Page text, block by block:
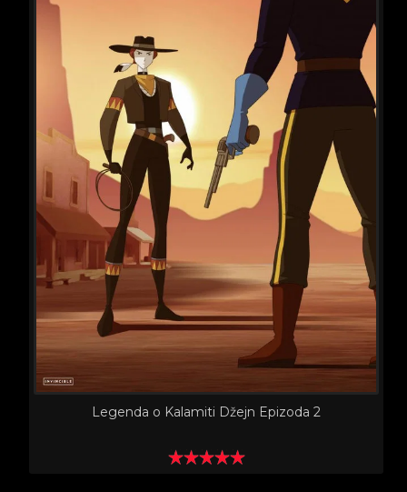
Legenda o Kalamiti Džejn Epizoda 2